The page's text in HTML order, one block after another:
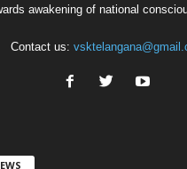
awakening of national
Contact us: